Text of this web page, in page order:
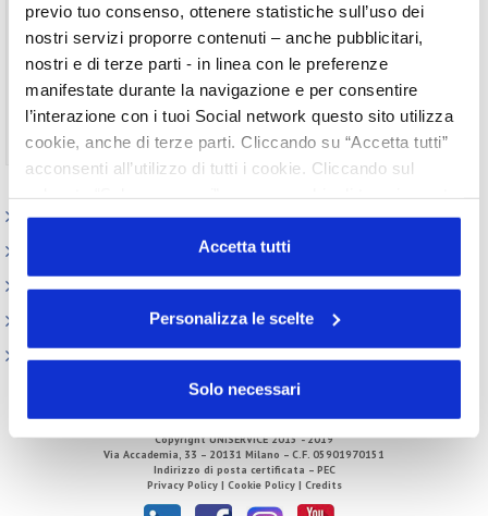
previo tuo consenso, ottenere statistiche sull’uso dei
nostri servizi proporre contenuti – anche pubblicitari,
nostri e di terze parti - in linea con le preferenze
manifestate durante la navigazione e per consentire
l’interazione con i tuoi Social network questo sito utilizza
cookie, anche di terze parti. Cliccando su “Accetta tutti”
acconsenti all’utilizzo di tutti i cookie. Cliccando sul
o profilazione viene utilizzato. Cliccando su
“Personalizza le scelte” è possibile esprimere la propria
volontà in relazione a ciascuna categoria di cookie del
Accetta tutti
Personalizza le scelte
Solo necessari
Ricordami
Non ti sei ancora registrato? Registrati
Elenco Completo
Centro Studi
Tecnico Regolatorio
CopyrightUNISERVICE2015 - 2019
Via Accademia, 33 – 20131 Milano – C.F. 05901970151
Indirizzo di posta certificata – PEC
Privacy Policy | Cookie Policy | Credits